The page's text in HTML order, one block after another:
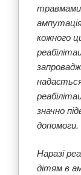
кожного
значно
допомоги.
Наразі
дітям в